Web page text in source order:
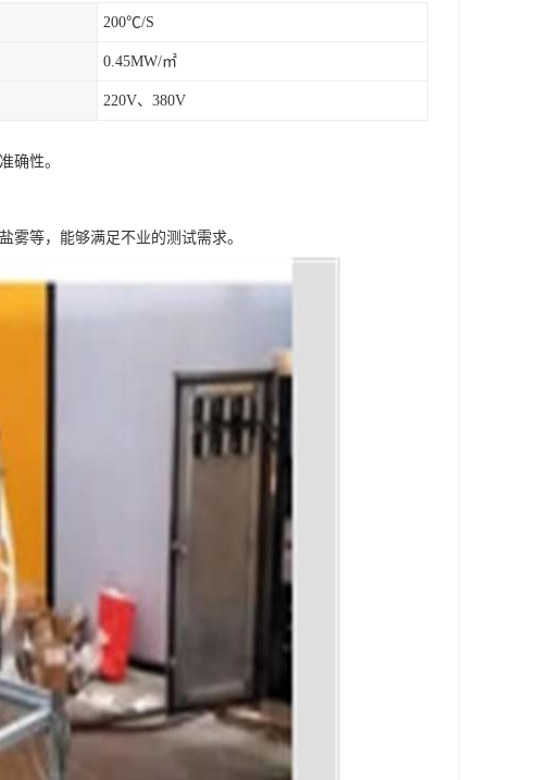
200℃/S
0.45MW/㎡
220V、380V
确性。
雾等，能够满足不业的测试需求。